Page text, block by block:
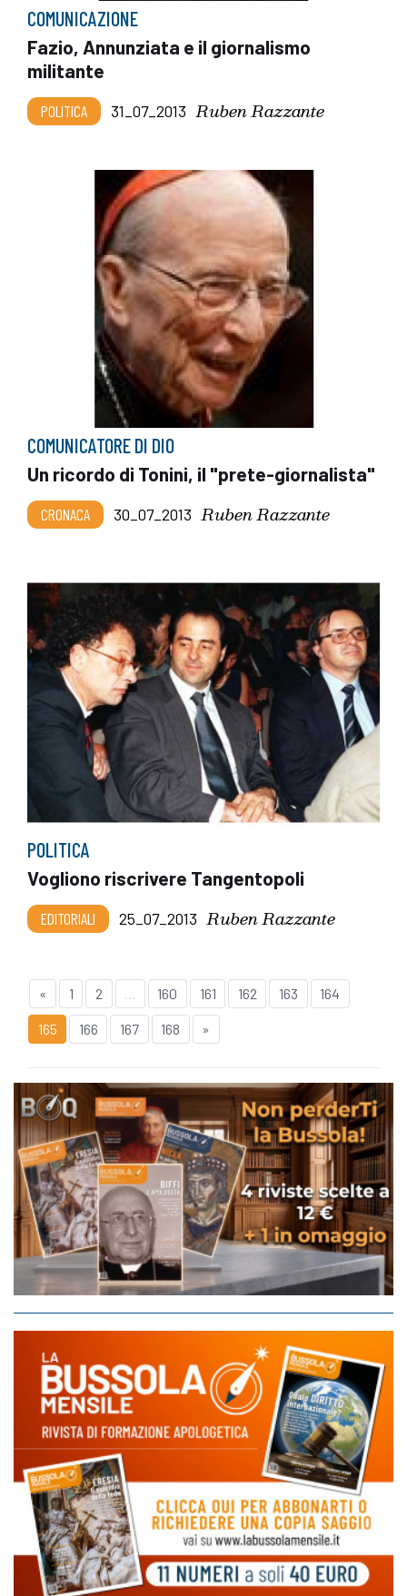
COMUNICAZIONE
Fazio, Annunziata e il giornalismo
militante
POLITICA 31_07_2013 Ruben Razzante
COMUNICATORE DI DIO
Un ricordo di Tonini, il "prete-giornalista"
CRONACA 30_07_2013 Ruben Razzante
POLITICA
Vogliono riscrivere Tangentopoli
EDITORIALI 25_07_2013 Ruben Razzante
« 1 2 ... 160 161 162 163 164
165 166 167 168 »